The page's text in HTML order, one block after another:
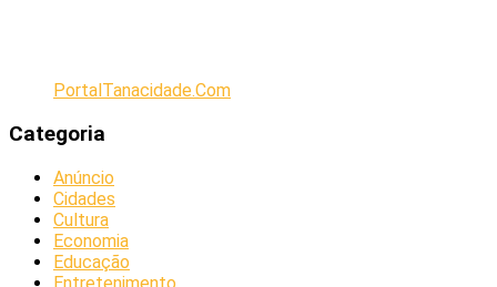
PortalTanacidade.Com
Categoria
Anúncio
Cidades
Cultura
Economia
Educação